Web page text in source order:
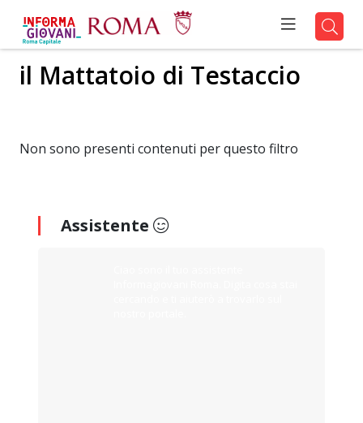
il Mattatoio di Testaccio
Non sono presenti contenuti per questo filtro
Assistente